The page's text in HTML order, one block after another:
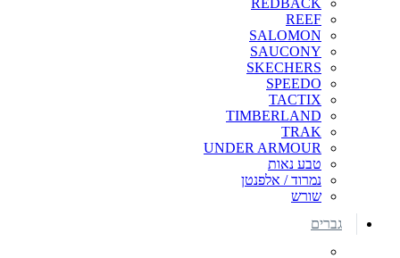
REEF
SALOMON
SAUCONY
SKECHERS
SPEEDO
TACTIX
TIMBERLAND
TRAK
UNDER ARMOUR
טבע נאות
נמרוד / אלפנטן
שורש
גברים